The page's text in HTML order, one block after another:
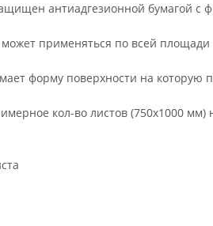
антиадгезионной бумагой
применяться по всей
форму поверхности на которую
кол-во листов (750х1000 мм)